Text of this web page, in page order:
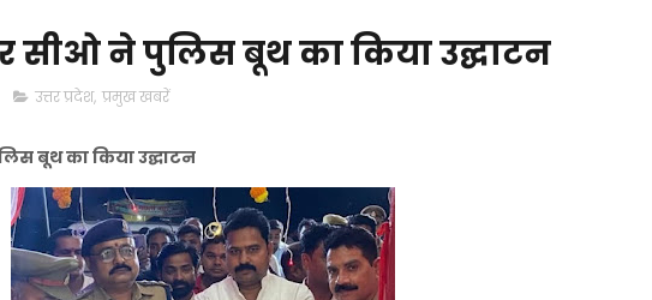
सीओ ने पुलिस बूथ का किया उद्घाटन
उत्तर प्रदेश, प्रमुख खबरें
बूथ का किया उद्घाटन